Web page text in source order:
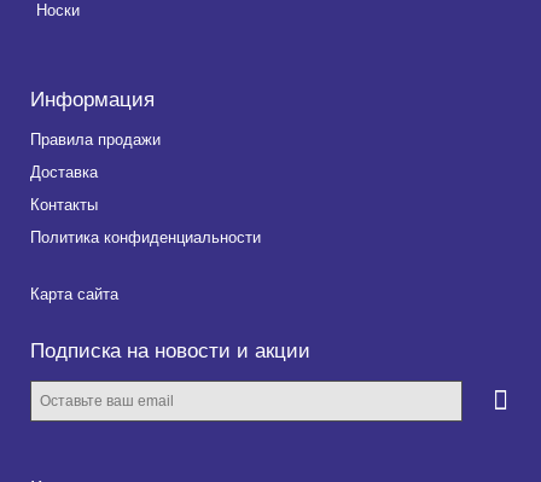
Носки
Информация
Правила продажи
Доставка
Контакты
Политика конфиденциальности
Карта сайта
Подписка на новости и акции